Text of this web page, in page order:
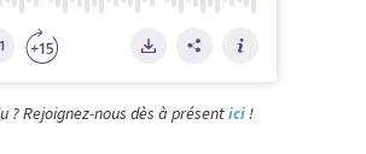
? Rejoignez-nous dès à présentici!